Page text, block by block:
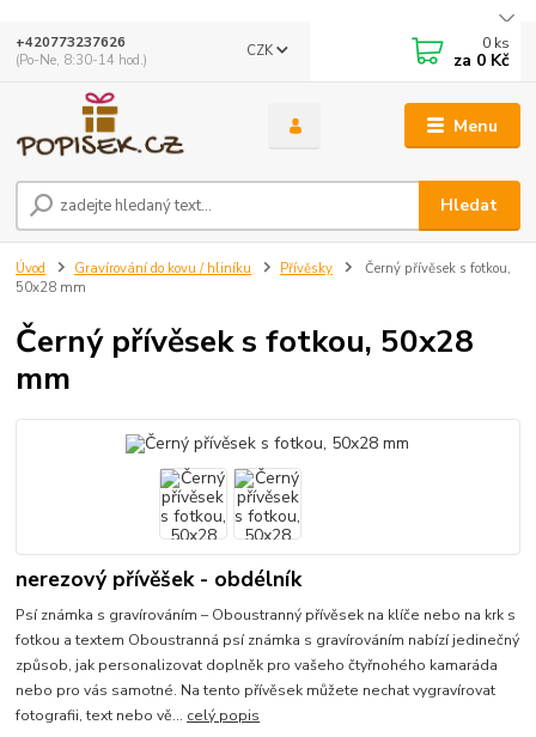
Menu
CZK
Hledat
+420773237626
(Po-Ne, 8:30-14 hod.)
0 ks
za 0 Kč
Úvod Gravírování do kovu / hliníku Přívěsky
Černý přívěsek s fotkou,
50x28 mm
Černý přívěsek s fotkou, 50x28
mm
nerezový přívěšek - obdélník
Psí známka s gravírováním – Oboustranný přívěsek na klíče nebo na krk s
fotkou a textem Oboustranná psí známka s gravírováním nabízí jedinečný
způsob, jak personalizovat doplněk pro vašeho čtyřnohého kamaráda
nebo pro vás samotné. Na tento přívěsek můžete nechat vygravírovat
fotografii, text nebo vě... celý popis